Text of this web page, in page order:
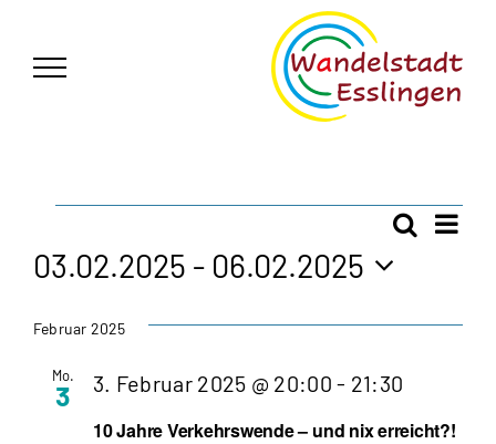
springen
Suche
Liste
03.02.2025 - 06.02.2025
wählen.
Februar 2025
Mo.
3
10 Jahre Verkehrswende – und nix erreicht?!
3. Februar 2025 @ 20:00 - 21:30